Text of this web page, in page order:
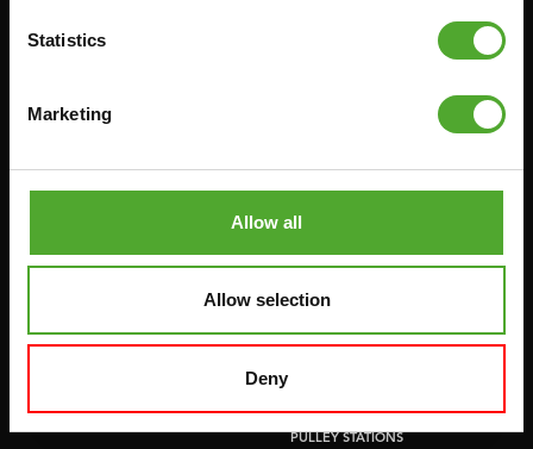
Statistics
Marketing
Allow all
Allow selection
Deny
Blijf op de hoogte: schrijf je in voor onze
PULLEY STATIONS